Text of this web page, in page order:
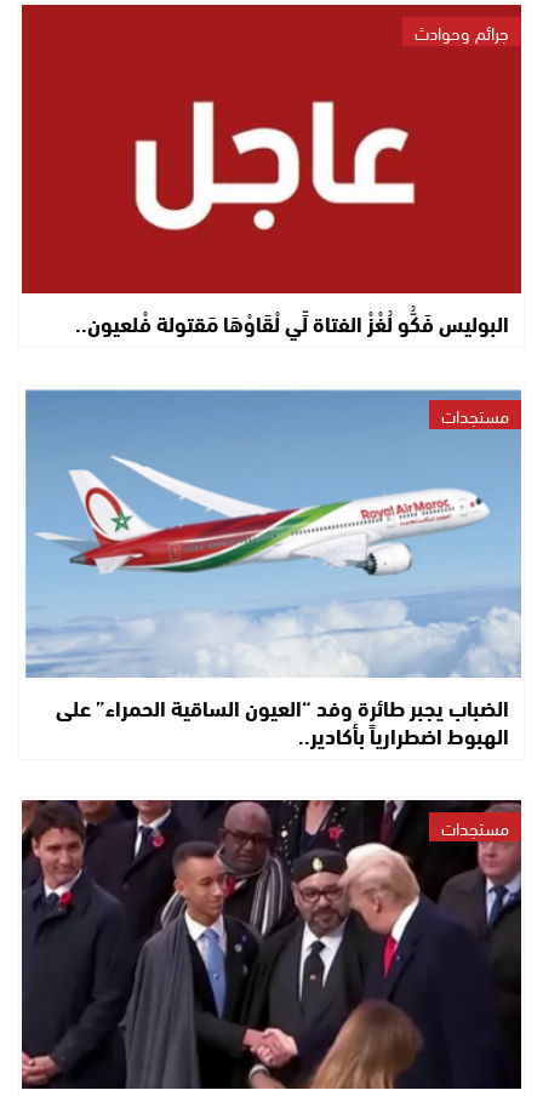
جرائم وحوادث
البوليس فَكُّو لُغْزْ الفتاة لِّي لْقَاوْهَا مَقتولة فْلعيون..
مستجدات
الضباب يجبر طائرة وفد “العيون الساقية الحمراء” على
الهبوط اضطرارياً بأكادير..
مستجدات